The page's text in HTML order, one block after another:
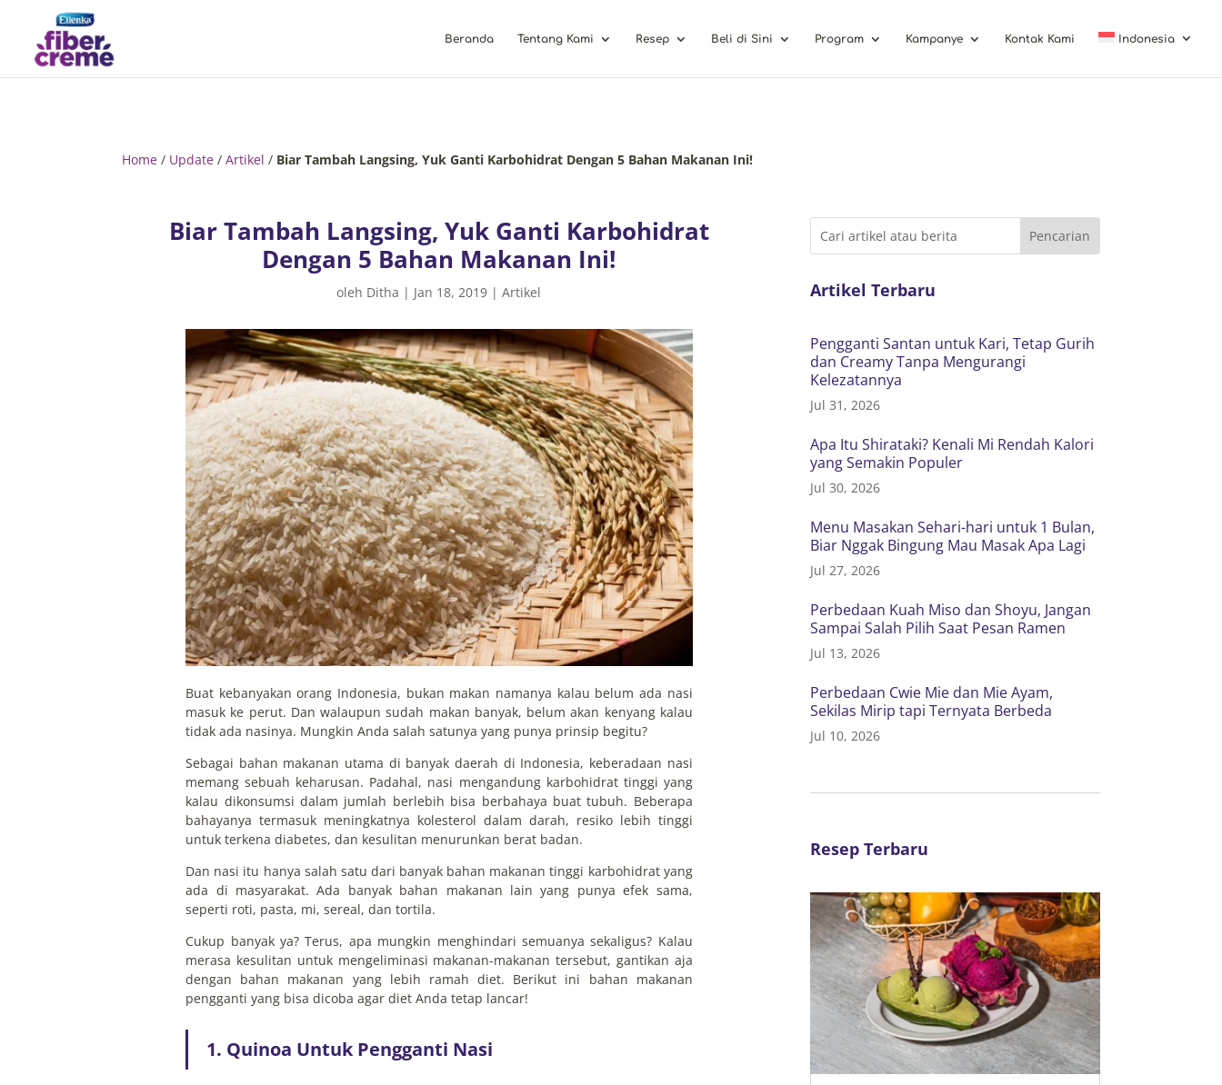
Beranda Tentang Kami Resep Beli di Sini Program Kampanye Kontak Kami Indonesia
Home / Update /Artikel / Biar Tambah Langsing, Yuk Ganti Karbohidrat Dengan 5 Bahan Makanan Ini!
Biar Tambah Langsing, Yuk Ganti Karbohidrat
Dengan 5 Bahan Makanan Ini!
oleh Ditha | Jan 18, 2019 |Artikel
Buat kebanyakan orang Indonesia, bukan makan namanya kalau belum ada nasi
masuk ke perut. Dan walaupun sudah makan banyak, belum akan kenyang kalau
tidak ada nasinya. Mungkin Anda salah satunya yang punya prinsip begitu?
Sebagai bahan makanan utama di banyak daerah di Indonesia, keberadaan nasi
memang sebuah keharusan. Padahal, nasi mengandung karbohidrat tinggi yang
kalau dikonsumsi dalam jumlah berlebih bisa berbahaya buat tubuh. Beberapa
bahayanya termasuk meningkatnya kolesterol dalam darah, resiko lebih tinggi
untuk terkena diabetes, dan kesulitan menurunkan berat badan.
Dan nasi itu hanya salah satu dari banyak bahan makanan tinggi karbohidrat yang
ada di masyarakat. Ada banyak bahan makanan lain yang punya efek sama,
seperti roti, pasta, mi, sereal, dan tortila.
Cukup banyak ya? Terus, apa mungkin menghindari semuanya sekaligus? Kalau
merasa kesulitan untuk mengeliminasi makanan-makanan tersebut, gantikan aja
dengan bahan makanan yang lebih ramah diet. Berikut ini bahan makanan
pengganti yang bisa dicoba agar diet Anda tetap lancar!
1. Quinoa Untuk Pengganti Nasi
Artikel Terbaru
Pengganti Santan untuk Kari, Tetap Gurih
dan Creamy Tanpa Mengurangi
Kelezatannya
Jul 31, 2026
Apa Itu Shirataki? Kenali Mi Rendah Kalori
yang Semakin Populer
Jul 30, 2026
Menu Masakan Sehari-hari untuk 1 Bulan,
Biar Nggak Bingung Mau Masak Apa Lagi
Jul 27, 2026
Perbedaan Kuah Miso dan Shoyu, Jangan
Sampai Salah Pilih Saat Pesan Ramen
Jul 13, 2026
Perbedaan Cwie Mie dan Mie Ayam,
Sekilas Mirip tapi Ternyata Berbeda
Jul 10, 2026
Resep Terbaru